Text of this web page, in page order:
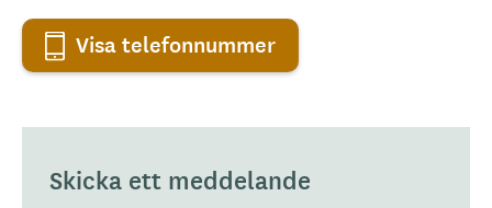
Visa telefonnummer
Skicka ett meddelande